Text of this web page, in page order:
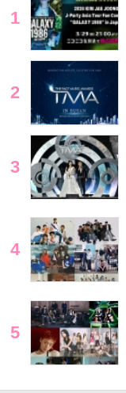
1
2
3
4
5